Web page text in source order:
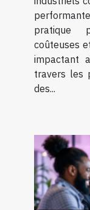
pratique
coûteuses
impactant
travers les
des...